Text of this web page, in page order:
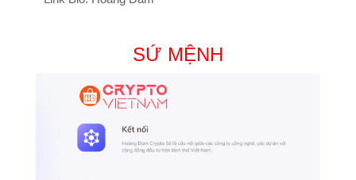
SỨ MỆNH